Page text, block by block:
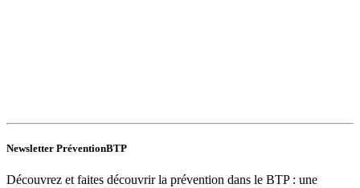
Newsletter PréventionBTP
Découvrez et faites découvrir la prévention dans le BTP : une